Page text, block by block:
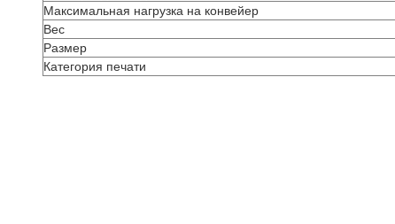
Максимальная нагрузка на конвейер
Вес
Размер
Категория печати